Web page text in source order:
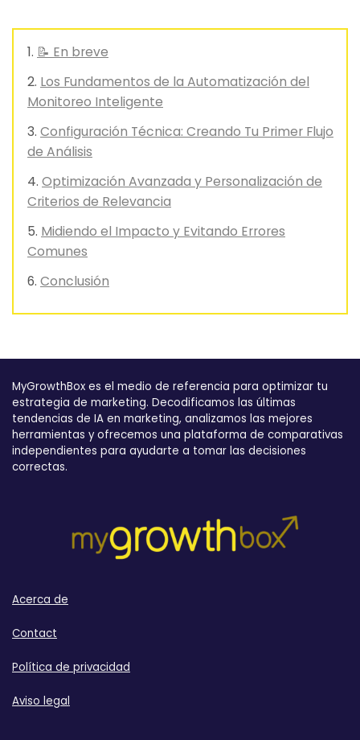
📝 En breve
Los Fundamentos de la Automatización del
Monitoreo Inteligente
Configuración Técnica: Creando Tu Primer Flujo
de Análisis
Optimización Avanzada y Personalización de
Criterios de Relevancia
Midiendo el Impacto y Evitando Errores
Comunes
Conclusión
MyGrowthBox es el medio de referencia para optimizar tu
estrategia de marketing. Decodificamos las últimas
tendencias de IA en marketing, analizamos las mejores
herramientas y ofrecemos una plataforma de comparativas
independientes para ayudarte a tomar las decisiones
correctas.
Acerca de
Contact
Política de privacidad
Aviso legal